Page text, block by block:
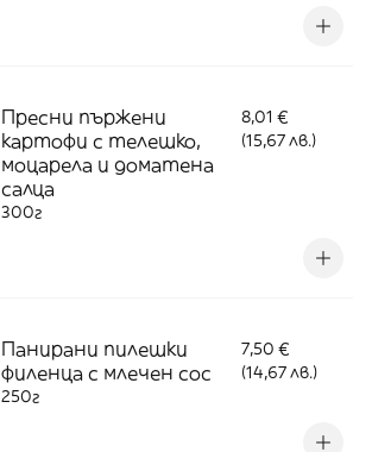
Пресни пържени
картофи с телешко,
моцарела и доматена
салца
8,01 €
(15,67 лв.)
300г
Панирани пилешки
филенца с млечен сос
7,50 €
(14,67 лв.)
250г